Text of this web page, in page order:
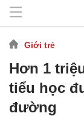
Giới trẻ
Hơn 1
tiểu học
đường